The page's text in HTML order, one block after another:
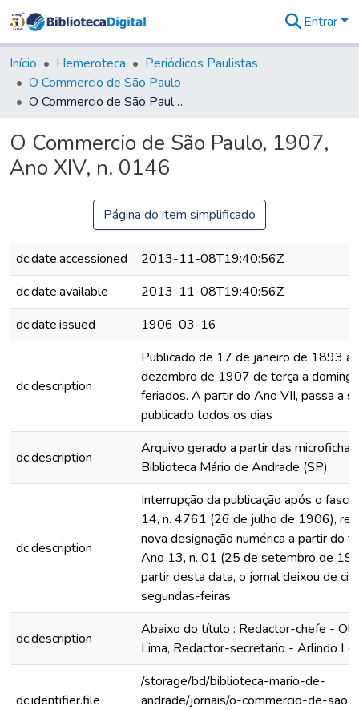
&
Coleções
Tudo na
Biblioteca
Estatísticas
Entrar
Início Hemeroteca
Periódicos Paulistas
O Commercio de São Paulo
O Commercio de São Paulo, 1907, Ano XIV, n. 0146
O Commercio de São Paulo, 1907,
Ano XIV, n. 0146
Página do item simplificado
dc.date.accessioned
2013-11-08T19:40:56Z
dc.date.available
2013-11-08T19:40:56Z
dc.date.issued
1906-03-16
dc.description
Publicado de 17 de janeiro de 1893 a
dezembro de 1907 de terça a
feriados. A partir do Ano VII, passa a
publicado todos os dias
dc.description
Arquivo gerado a partir das
Biblioteca Mário de Andrade (SP)
dc.description
Interrupção da publicação após o
14, n. 4761 (26 de julho de 1906),
nova designação numérica a partir do
Ano 13, n. 01 (25 de setembro de
partir desta data, o jornal deixou de
segundas-feiras
dc.description
Abaixo do título : Redactor-chefe -
Lima, Redactor-secretario - Arlindo
dc.identifier.file
/storage/bd/biblioteca-mario-de-
andrade/jornais/o-commercio-de-sao-